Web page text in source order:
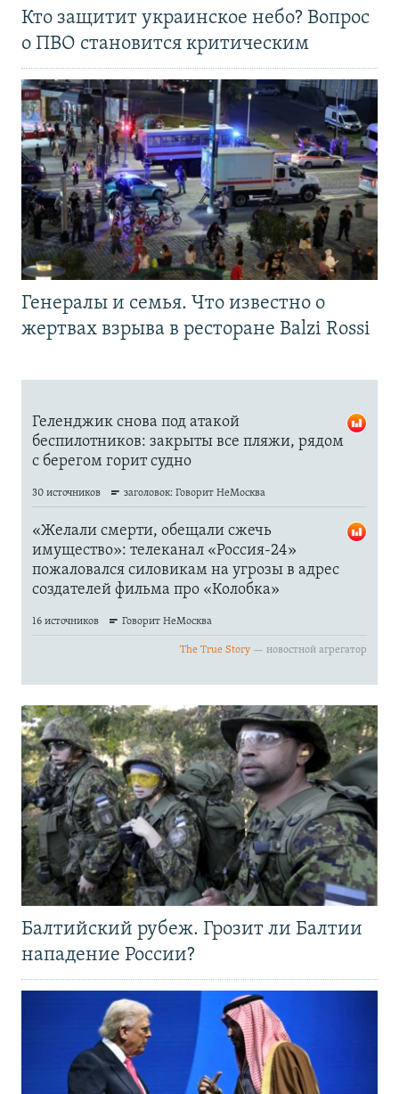
Кто защитит украинское небо? Вопрос
о ПВО становится критическим
Генералы и семья. Что известно о
жертвах взрыва в ресторане Balzi Rossi
Балтийский рубеж. Грозит ли Балтии
нападение России?